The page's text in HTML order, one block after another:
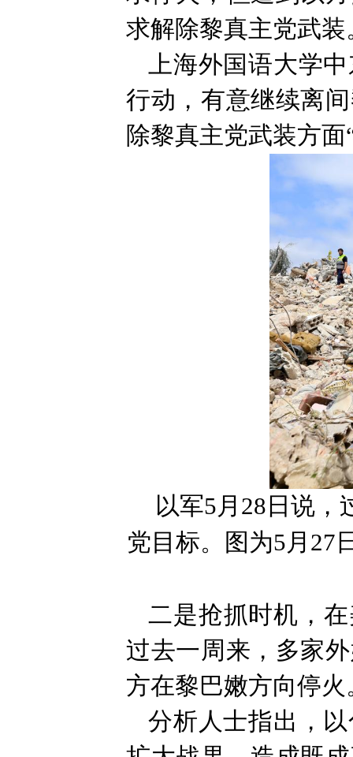
求解除黎真主党武
上海外国语大学
行动，有意继续离
除黎真主党武装方
以军5月28日说，
党目标。图为5月27
二是抢抓时机，
过去一周来，多家
方在黎巴嫩方向停
分析人士指出，